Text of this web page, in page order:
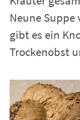
Neune
gibt es ein
Trockenobst